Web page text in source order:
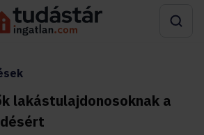
lakástulajdonosoknak a